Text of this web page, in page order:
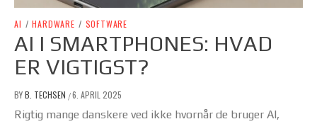
AI / HARDWARE / SOFTWARE
AI I SMARTPHONES: HVAD
ER VIGTIGST?
BYB. TECHSEN /6. APRIL 2025
Rigtig mange danskere ved ikke hvornår de bruger AI,